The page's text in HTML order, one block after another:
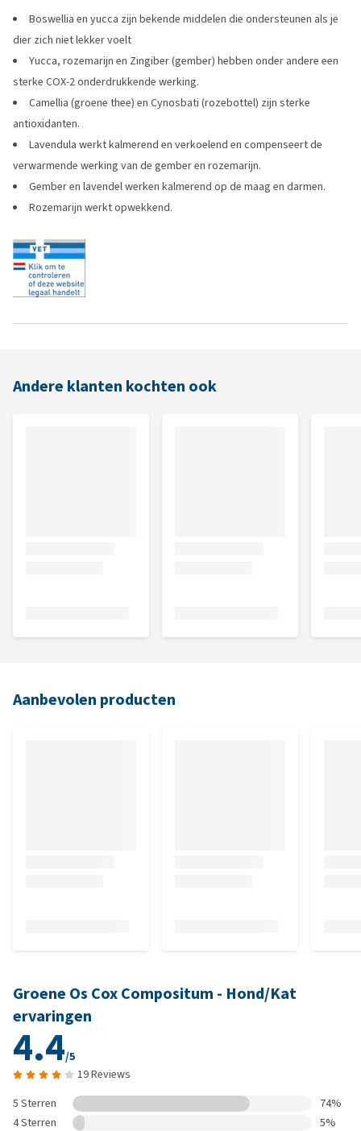
Boswellia en yucca zijn bekende middelen die ondersteunen als je
dier zich niet lekker voelt
Yucca, rozemarijn en Zingiber (gember) hebben onder andere een
sterke COX-2 onderdrukkende werking.
Camellia (groene thee) en Cynosbati (rozebottel) zijn sterke
antioxidanten.
Lavendula werkt kalmerend en verkoelend en compenseert de
verwarmende werking van de gember en rozemarijn.
Gember en lavendel werken kalmerend op de maag en darmen.
Rozemarijn werkt opwekkend.
Andere klanten kochten ook
Aanbevolen producten
Groene Os Cox Compositum - Hond/Kat
ervaringen
4.4/5
19 Reviews
5 Sterren
74%
4 Sterren
5%